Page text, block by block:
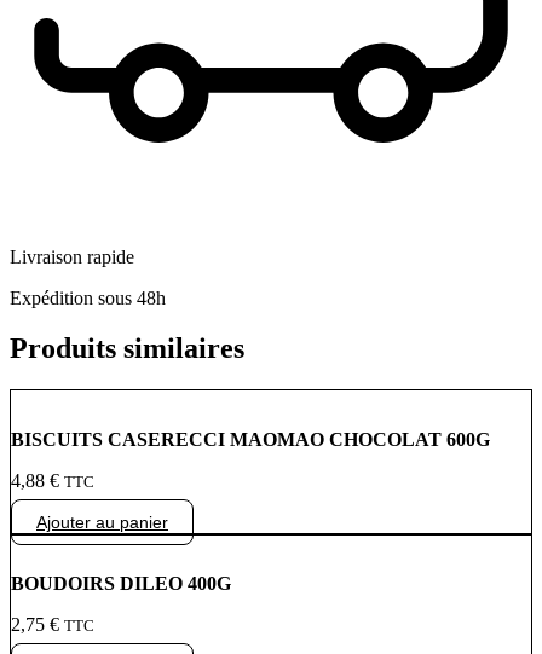
Livraison rapide
Expédition sous 48h
Produits similaires
BISCUITS CASERECCI MAOMAO CHOCOLAT 600G
4,88 € TTC
Ajouter au panier
BOUDOIRS DILEO 400G
2,75 € TTC